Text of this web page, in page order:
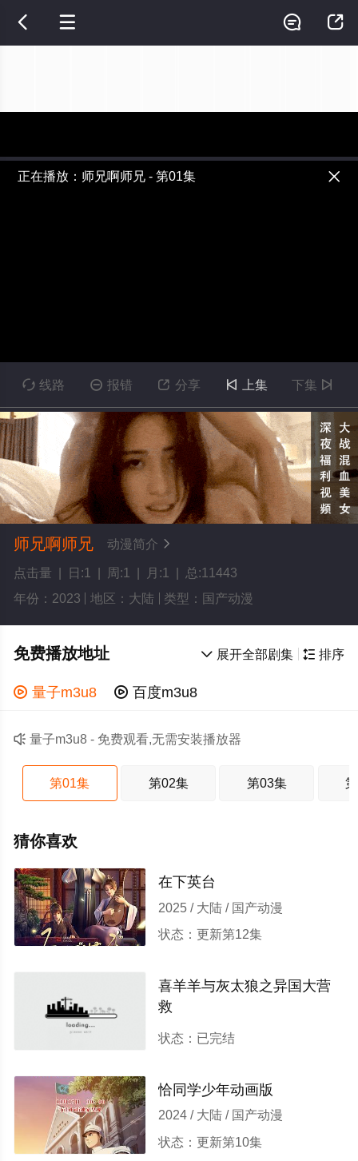
 



正在播放：师兄啊师兄 - 第01集
 线路  报错  分享  上集 下集 
师兄啊师兄 动漫简介 
点击量 | 日:1 | 周:1 | 月:1 | 总:11443
年份：2023
地区：大陆 类型：国产动漫
 排序
 展开全部剧集
免费播放地址
 量子m3u8  百度m3u8
 量子m3u8 - 免费观看,无需安装播放器
第01集 第02集 第03集
猜你喜欢
在下英台
2025 / 大陆 / 国产动漫
状态：更新第12集
喜羊羊与灰太狼之异国大营
救
2020 / 大陆 / 剧情,喜剧,动画,国
状态：已完结
恰同学少年动画版
2024 / 大陆 / 国产动漫
状态：更新第10集